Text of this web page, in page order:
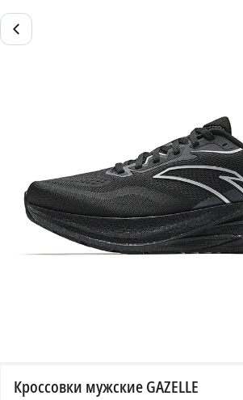
Кроссовки мужские GAZELLE